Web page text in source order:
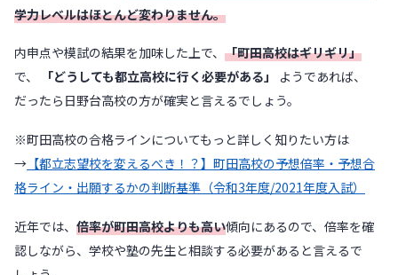
学力レベルはほとんど変わりません。
内申点や模試の結果を加味した上で、 「町田高校はギリギリ」
で、
「どうしても都立高校に行く必要がある」
ようであれば、
だったら日野台高校の方が確実と言えるでしょう。
※町田高校の合格ラインについてもっと詳しく知りたい方は
→ 【都立志望校を変えるべき！？】町田高校の予想倍率・予想合
格ライン・出願するかの判断基準（令和3年度/2021年度入試）
近年では、 倍率が町田高校よりも高い傾向にあるので、倍率を確
認しながら、学校や塾の先生と相談する必要があると言えるで